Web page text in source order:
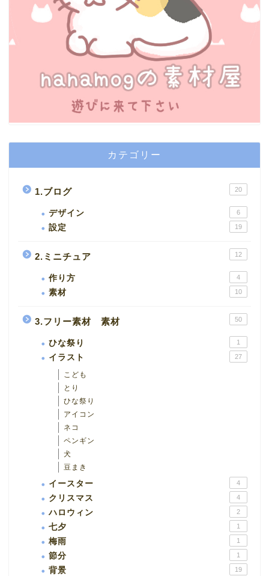
カテゴリー
1.ブログ 20
デザイン 6
設定 19
2.ミニチュア 12
作り方 4
素材 10
3.フリー素材 素材 50
ひな祭り 1
イラスト 27
こども
とり
ひな祭り
アイコン
ネコ
ペンギン
犬
豆まき
イースター 4
クリスマス 4
ハロウィン 2
七夕 1
梅雨 1
節分 1
背景 19